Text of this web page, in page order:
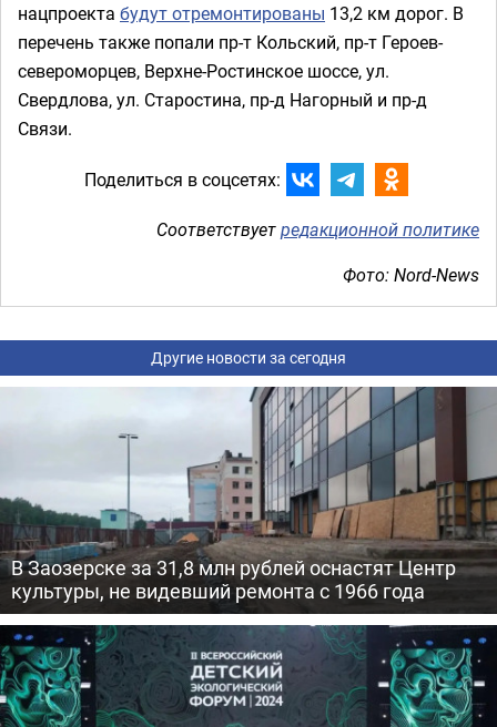
нацпроекта будут отремонтированы 13,2 км дорог. В
перечень также попали пр-т Кольский, пр-т Героев-
североморцев, Верхне-Ростинское шоссе, ул.
Свердлова, ул. Старостина, пр-д Нагорный и пр-д
Связи.
Поделиться в соцсетях:
Соответствуетредакционной политике
Фото: Nord-News
Другие новости за сегодня
В Заозерске за 31,8 млн рублей оснастят Центр
культуры, не видевший ремонта с 1966 года